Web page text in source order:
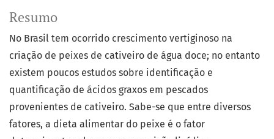
Resumo
No Brasil tem ocorrido crescimento vertiginoso na
criação de peixes de cativeiro de água doce; no entanto
existem poucos estudos sobre identificação e
quantificação de ácidos graxos em pescados
provenientes de cativeiro. Sabe-se que entre diversos
fatores, a dieta alimentar do peixe é o fator